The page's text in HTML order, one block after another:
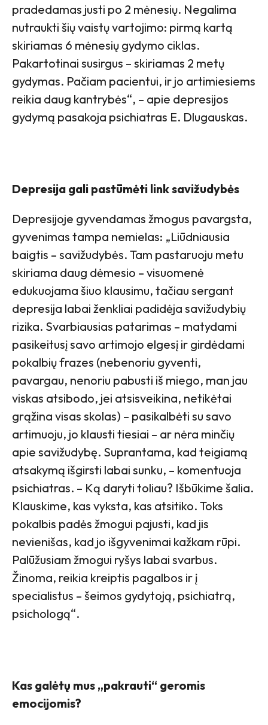
pradedamas justi po 2 mėnesių. Negalima
nutraukti šių vaistų vartojimo: pirmą kartą
skiriamas 6 mėnesių gydymo ciklas.
Pakartotinai susirgus – skiriamas 2 metų
gydymas. Pačiam pacientui, ir jo artimiesiems
reikia daug kantrybės“, – apie depresijos
gydymą pasakoja psichiatras E. Dlugauskas.
Depresija gali pastūmėti link savižudybės
Depresijoje gyvendamas žmogus pavargsta,
gyvenimas tampa nemielas: „Liūdniausia
baigtis – savižudybės. Tam pastaruoju metu
skiriama daug dėmesio – visuomenė
edukuojama šiuo klausimu, tačiau sergant
depresija labai ženkliai padidėja savižudybių
rizika. Svarbiausias patarimas – matydami
pasikeitusį savo artimojo elgesį ir girdėdami
pokalbių frazes (nebenoriu gyventi,
pavargau, nenoriu pabusti iš miego, man jau
viskas atsibodo, jei atsisveikina, netikėtai
grąžina visas skolas) – pasikalbėti su savo
artimuoju, jo klausti tiesiai – ar nėra minčių
apie savižudybę. Suprantama, kad teigiamą
atsakymą išgirsti labai sunku, – komentuoja
psichiatras. – Ką daryti toliau? Išbūkime šalia.
Klauskime, kas vyksta, kas atsitiko. Toks
pokalbis padės žmogui pajusti, kad jis
nevienišas, kad jo išgyvenimai kažkam rūpi.
Palūžusiam žmogui ryšys labai svarbus.
Žinoma, reikia kreiptis pagalbos ir į
specialistus – šeimos gydytoją, psichiatrą,
psichologą“.
Kas galėtų mus „pakrauti“ geromis
emocijomis?